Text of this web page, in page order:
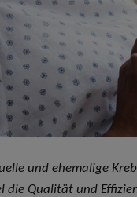
und ehemalige
die Qualität und